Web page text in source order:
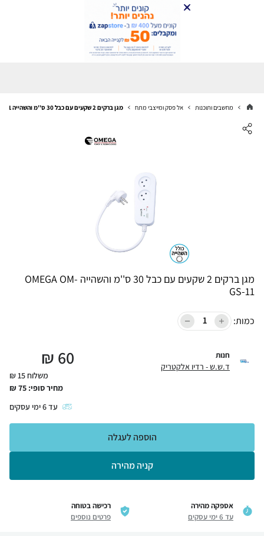
מחשבים ותוכנות אל פסק ומייצבי מתח מגן ברקים 2 שקעים עם כבל 30 ס''מ והשהייה OMEGA OM-GS-11
מגן ברקים 2 שקעים עם כבל 30 ס''מ והשהייה OMEGA OM-
GS-11
כמות:
חנות
ד.ש.ש - רדיו אלקטריק 60
₪
משלוח 15 ₪
מחיר סופי: 75
₪
עד6ימי עסקים
קניה מהירה
הוספה לעגלה
אספקה מהירה
עד 6 ימי עסקים
רכישה בטוחה
פרטים נוספים